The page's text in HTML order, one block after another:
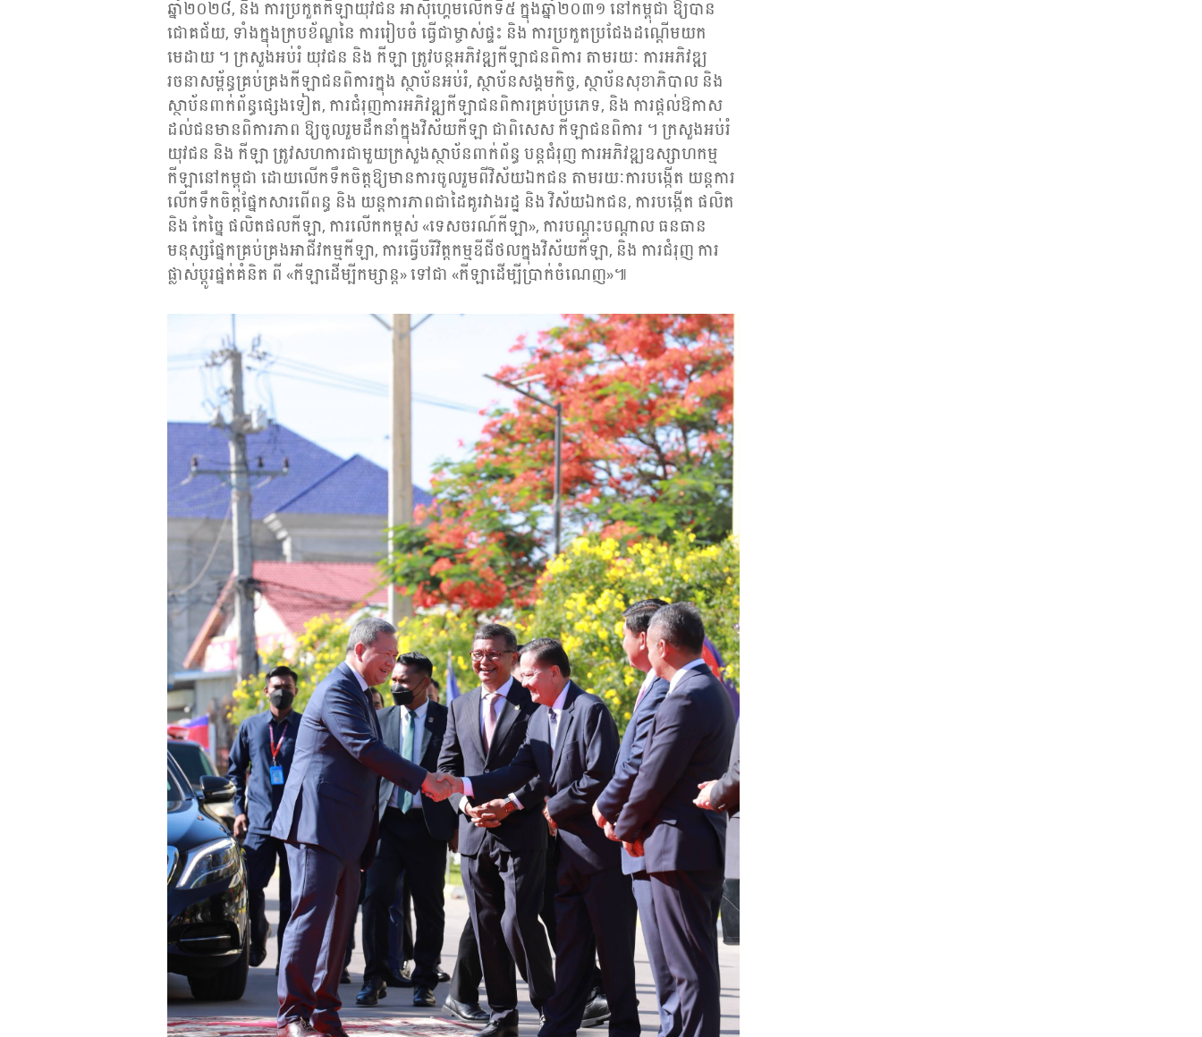
ឆ្នាំ២០២៨, និង ការប្រកួតកីឡាយុវជន អាស៊ីហ្គេមលើកទី៥ ក្នុងឆ្នាំ២០៣១ នៅកម្ពុជា ឱ្យបាន
ជោគជ័យ, ទាំងក្នុងក្របខ័ណ្ឌនៃ ការរៀបចំ ធ្វើជាម្ចាស់ផ្ទះ និង ការប្រកួតប្រជែងដណ្តើមយក
មេដាយ ។ ក្រសួងអប់រំ យុវជន និង កីឡា ត្រូវបន្តអភិវឌ្ឍកីឡាជនពិការ តាមរយៈ ការអភិវឌ្ឍ
រចនាសម្ព័ន្ធគ្រប់គ្រងកីឡាជនពិការក្នុង ស្ថាប័នអប់រំ, ស្ថាប័នសង្គមកិច្ច, ស្ថាប័នសុខាភិបាល និង
ស្ថាប័នពាក់ព័ន្ធផ្សេងទៀត, ការជំរុញការអភិវឌ្ឍកីឡាជនពិការគ្រប់ប្រភេទ, និង ការផ្តល់ឱកាស
ដល់ជនមានពិការភាព ឱ្យចូលរួមដឹកនាំក្នុងវិស័យកីឡា ជាពិសេស កីឡាជនពិការ ។ ក្រសួងអប់រំ
យុវជន និង កីឡា ត្រូវសហការជាមួយក្រសួងស្ថាប័នពាក់ព័ន្ធ បន្តជំរុញ ការអភិវឌ្ឍឧស្សាហកម្ម
កីឡានៅកម្ពុជា ដោយលើកទឹកចិត្តឱ្យមានការចូលរួមពីវិស័យឯកជន តាមរយៈការបង្កើត យន្តការ
លើកទឹកចិត្តផ្នែកសារពើពន្ធ និង យន្តការភាពជាដៃគូរវាងរដ្ឋ និង វិស័យឯកជន, ការបង្កើត ផលិត
និង កែច្នៃ ផលិតផលកីឡា, ការលើកកម្ពស់ «ទេសចរណ៍កីឡា», ការបណ្តុះបណ្តាល ធនធាន
មនុស្សផ្នែកគ្រប់គ្រងអាជីវកម្មកីឡា, ការធ្វើបរិវិត្តកម្មឌីជីថលក្នុងវិស័យកីឡា, និង ការជំរុញ ការ
ផ្លាស់ប្តូរផ្នត់គំនិត ពី «កីឡាដើម្បីកម្សាន្ត» ទៅជា «កីឡាដើម្បីប្រាក់ចំណេញ»៕